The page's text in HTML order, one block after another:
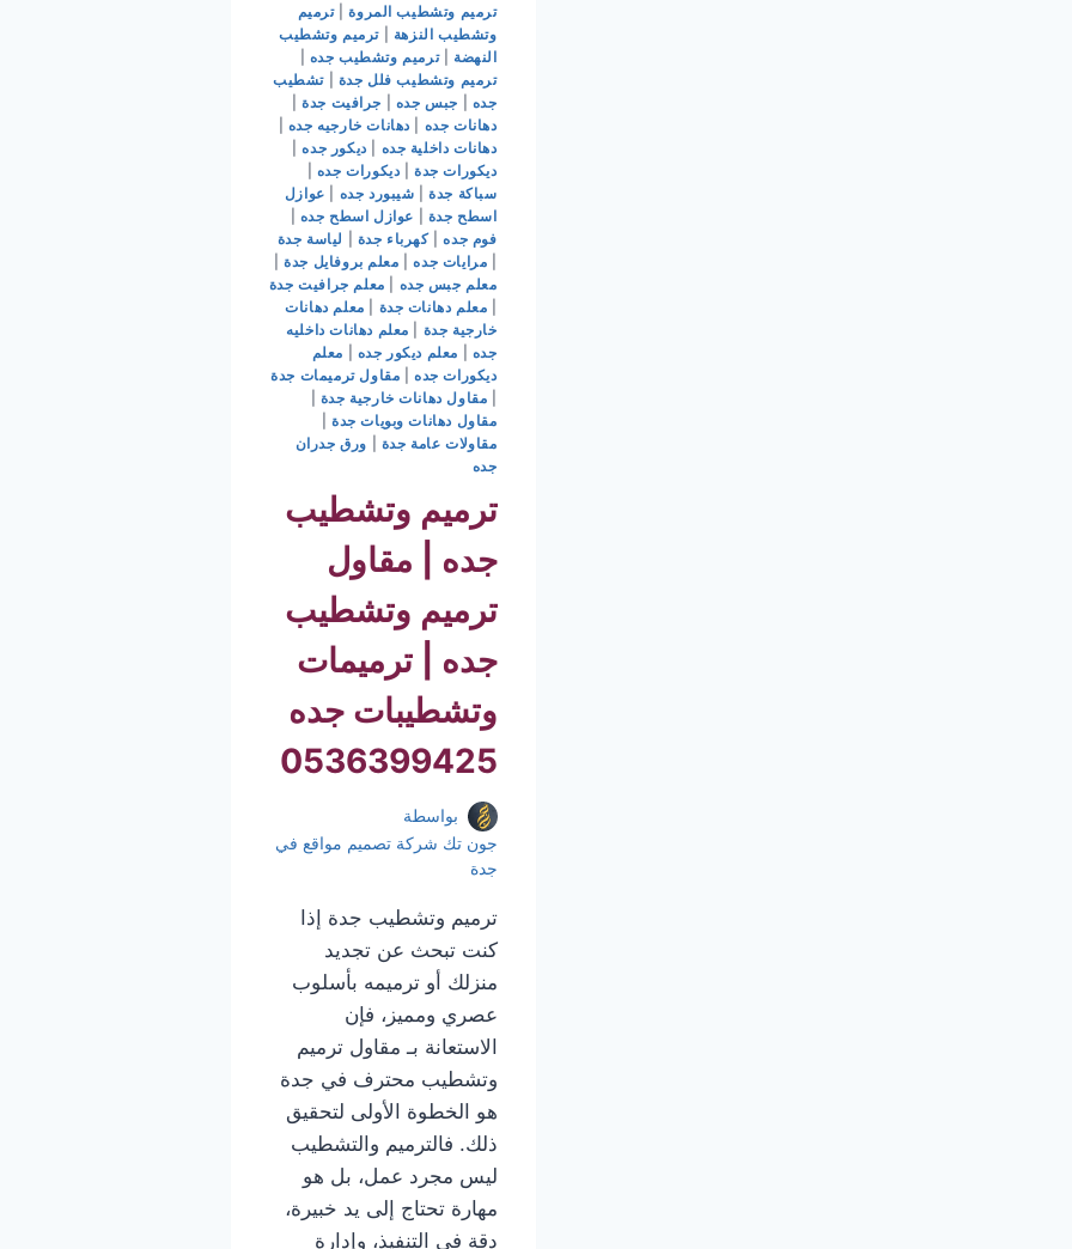
ترميم وتشطيب المروة|ترميم
وتشطيب النزهة
ترميم وتشطيب
النهضة |ترميم وتشطيب جده
ترميم وتشطيب فلل جدة |تشطيب
جده
جبس جده جرافيت جدة|
دهانات جده
دهانات خارجيه جده
دهانات داخلية جده
ديكور جده|
ديكورات جدة| ديكورات جده
سباكة جدة| شيبورد جده
عوازل
اسطح جدة
عوازل اسطح جده
فوم جده|كهرباء جدة
لياسة جدة
مرايات جده| معلم بروفايل جدة|
معلم جبس جده
معلم جرافيت جدة
معلم دهانات جدة
معلم دهانات
خارجية جدة
معلم دهانات داخليه
جده
معلم ديكور جده
معلم
ديكورات جده| مقاول ترميمات جدة
مقاول دهانات خارجية جدة
مقاول دهانات وبويات جدة
مقاولات عامة جدة
ورق جدران
جده
ترميم وتشطيب
جده | مقاول
ترميم وتشطيب
جده | ترميمات
وتشطيبات جده
0536399425
بواسطة
جون تك شركة تصميم مواقع في
جدة
ترميم وتشطيب جدة إذا
كنت تبحث عن تجديد
منزلك أو ترميمه بأسلوب
عصري ومميز، فإن
الاستعانة بـ مقاول ترميم
وتشطيب محترف في جدة
هو الخطوة الأولى لتحقيق
ذلك. فالترميم والتشطيب
ليس مجرد عمل، بل هو
مهارة تحتاج إلى يد خبيرة،
دقة في التنفيذ، وإدارة